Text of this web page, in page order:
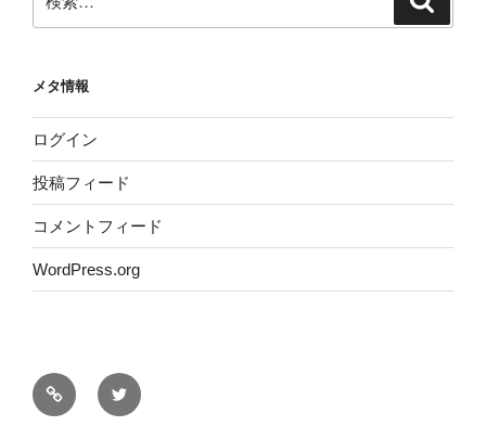
索:
メタ情報
ログイン
投稿フィード
コメントフィード
WordPress.org
サ
イ
Twitter